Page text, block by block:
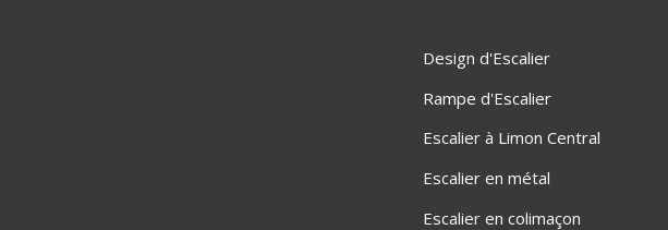
Design d'Escalier
Rampe d'Escalier
Escalier à Limon Central
Escalier en métal
Escalier en colimaçon